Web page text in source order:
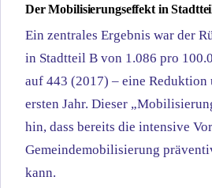
Der Mobilisierungseffekt in
Ein zentrales Ergebnis war der
in Stadtteil B von 1.086 pro
auf 443 (2017) – eine Reduktion
ersten Jahr. Dieser
hin, dass bereits die intensive
Gemeindemobilisierung
kann.